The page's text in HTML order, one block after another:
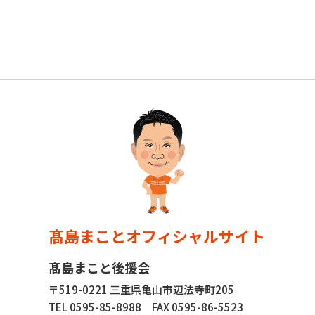
髙島まことオフィシャルサイト
髙島まこと後援会
〒519-0221 三重県亀山市辺法寺町205
TEL 0595-85-8988 FAX 0595-86-5523